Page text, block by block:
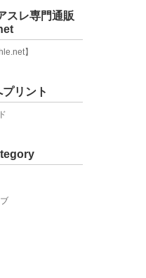
スレ専門通販
】
リント